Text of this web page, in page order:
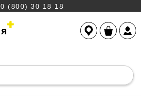
0 (800) 30 18 18